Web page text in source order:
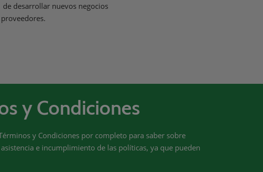
desarrollar nuevos negocios
y Condiciones
y Condiciones por completo para saber sobre
e incumplimiento de las políticas, ya que pueden